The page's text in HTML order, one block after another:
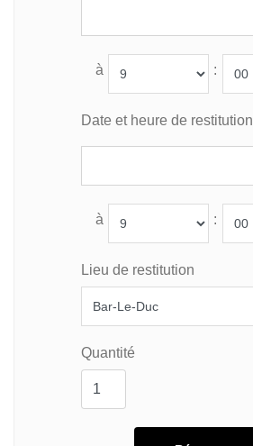
à :
Date et heure de restitution
à :
Lieu de restitution
Quantité